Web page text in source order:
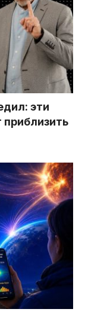
эти